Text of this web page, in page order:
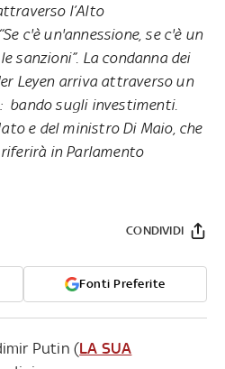
l’Alto
c'è un'annessione, se c'è un
sanzioni”. La condanna dei
Leyen arriva attraverso un
bando sugli investimenti.
e del ministro Di Maio, che
in Parlamento
Fonti Preferite
CONDIVIDI
Putin (LA SUA